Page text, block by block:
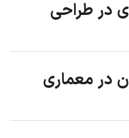
در طراحی
در معماری